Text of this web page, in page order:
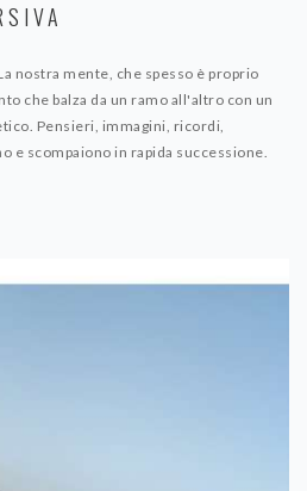
nostra mente, che spesso è proprio
che balza da un ramo all'altro con un
Pensieri, immagini, ricordi,
e scompaiono in rapida successione.